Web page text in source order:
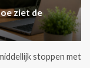
ziet de
stoppen met